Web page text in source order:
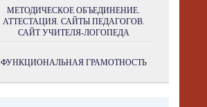
МЕТОДИЧЕСКОЕ ОБЪЕДИНЕНИЕ.
АТТЕСТАЦИЯ. САЙТЫ ПЕДАГОГОВ.
САЙТ УЧИТЕЛЯ-ЛОГОПЕДА
ФУНКЦИОНАЛЬНАЯ ГРАМОТНОСТЬ